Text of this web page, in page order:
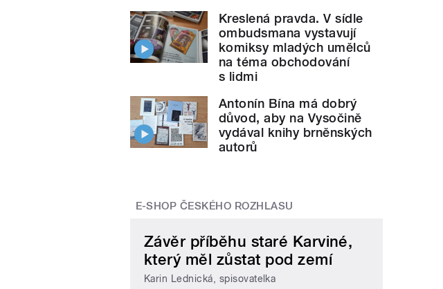
Kreslená pravda. V sídle
ombudsmana vystavují
komiksy mladých umělců
na téma obchodování
s lidmi
Antonín Bína má dobrý
důvod, aby na Vysočině
vydával knihy brněnských
autorů
E-SHOP ČESKÉHO ROZHLASU
Závěr příběhu staré Karviné,
který měl zůstat pod zemí
Karin Lednická, spisovatelka